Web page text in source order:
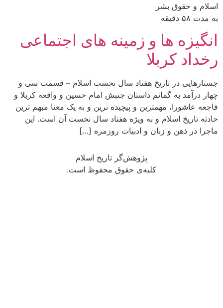
اسلام و حقوق بشر
به مدت ۵۸ دقيقه
انگیزه ها و زمینه های اجتماعی
رخداد کربلا
جستارهایی در تاریخ هفتاد سال نخست اسلام – قسمت سی و
چهار درآمد به گمانم داستان جنبش امام حسین و واقعه کربلا و
فاجعه عاشورا، مهم⁯ترین و پیچیده ⁯ترین و به یک معنا مبهم ⁯ترین
حادثه تاریخ اسلام و به ویژه هفتاد سال نخست آن است. این
ماجرا در ذهن و زبان و ادبیات روزمره […]
پژوهش‌گر تاریخ اسلام
کلیه‌ی حقوق محفوظ است.